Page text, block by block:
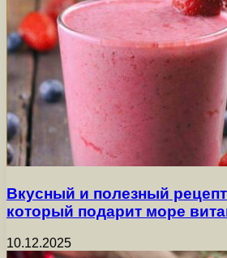
Вкусный и полезный
который подарит море
10.12.2025